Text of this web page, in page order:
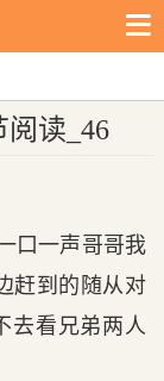
读_46
口一声哥哥我
赶到的随从对
去看兄弟两人